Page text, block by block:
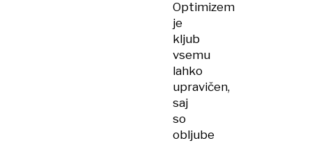
Optimizem
je
kljub
vsemu
lahko
upravičen,
saj
so
obljube